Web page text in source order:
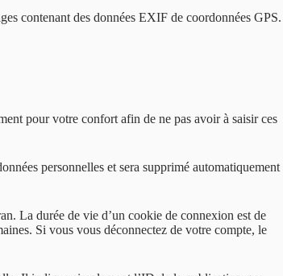
contenant des données EXIF de coordonnées GPS.
pour votre confort afin de ne pas avoir à saisir ces
personnelles et sera supprimé automatiquement
La durée de vie d’un cookie de connexion est de
Si vous vous déconnectez de votre compte, le